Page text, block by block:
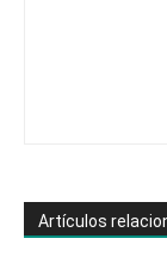
Artículos